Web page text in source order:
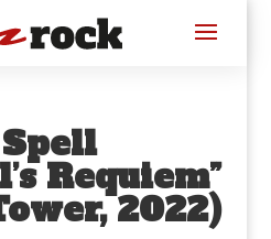
Requiem”
2022)